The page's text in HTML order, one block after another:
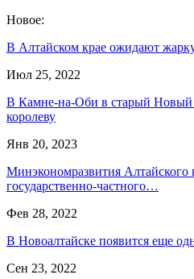
Новое:
В Алтайском крае ожидают
Июл 25, 2022
В Камне-на-Оби в старый
королеву
Янв 20, 2023
Минэкономразвития Алтайского
государственно-частного…
Фев 28, 2022
В Новоалтайске появится еще
Сен 23, 2022